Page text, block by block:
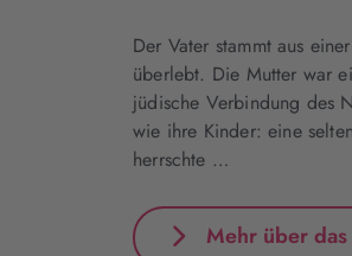
Der Vater stammt aus
überlebt. Die Mutter war
jüdische Verbindung des
wie ihre Kinder: eine
herrschte …
Mehr über das